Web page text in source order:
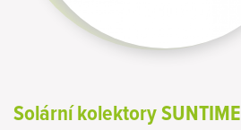
Solární kolektory SUNTIME